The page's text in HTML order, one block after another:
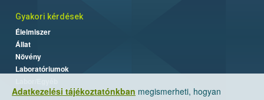
Adatkezelési tájékoztatónkban megismerheti, hogyan
Gyakori kérdések
Élelmiszer
Állat
Növény
Laboratóriumok